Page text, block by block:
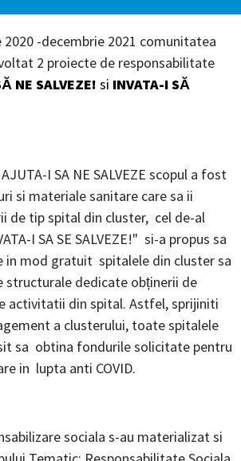
-decembrie 2021 comunitatea
2 proiecte de responsabilitate
NE SALVEZE! si INVATA-I SĂ
I SA NE SALVEZE scopul a fost
si materiale sanitare care sa ii
de tip spital din cluster, cel de-al
I SA SE SALVEZE!" si-a propus sa
in mod gratuit spitalele din cluster sa
structurale dedicate obținerii de
activitatii din spital. Astfel, sprijiniti
a clusterului, toate spitalele
sa obtina fondurile solicitate pentru
in lupta anti COVID.
sociala s-au materializat si